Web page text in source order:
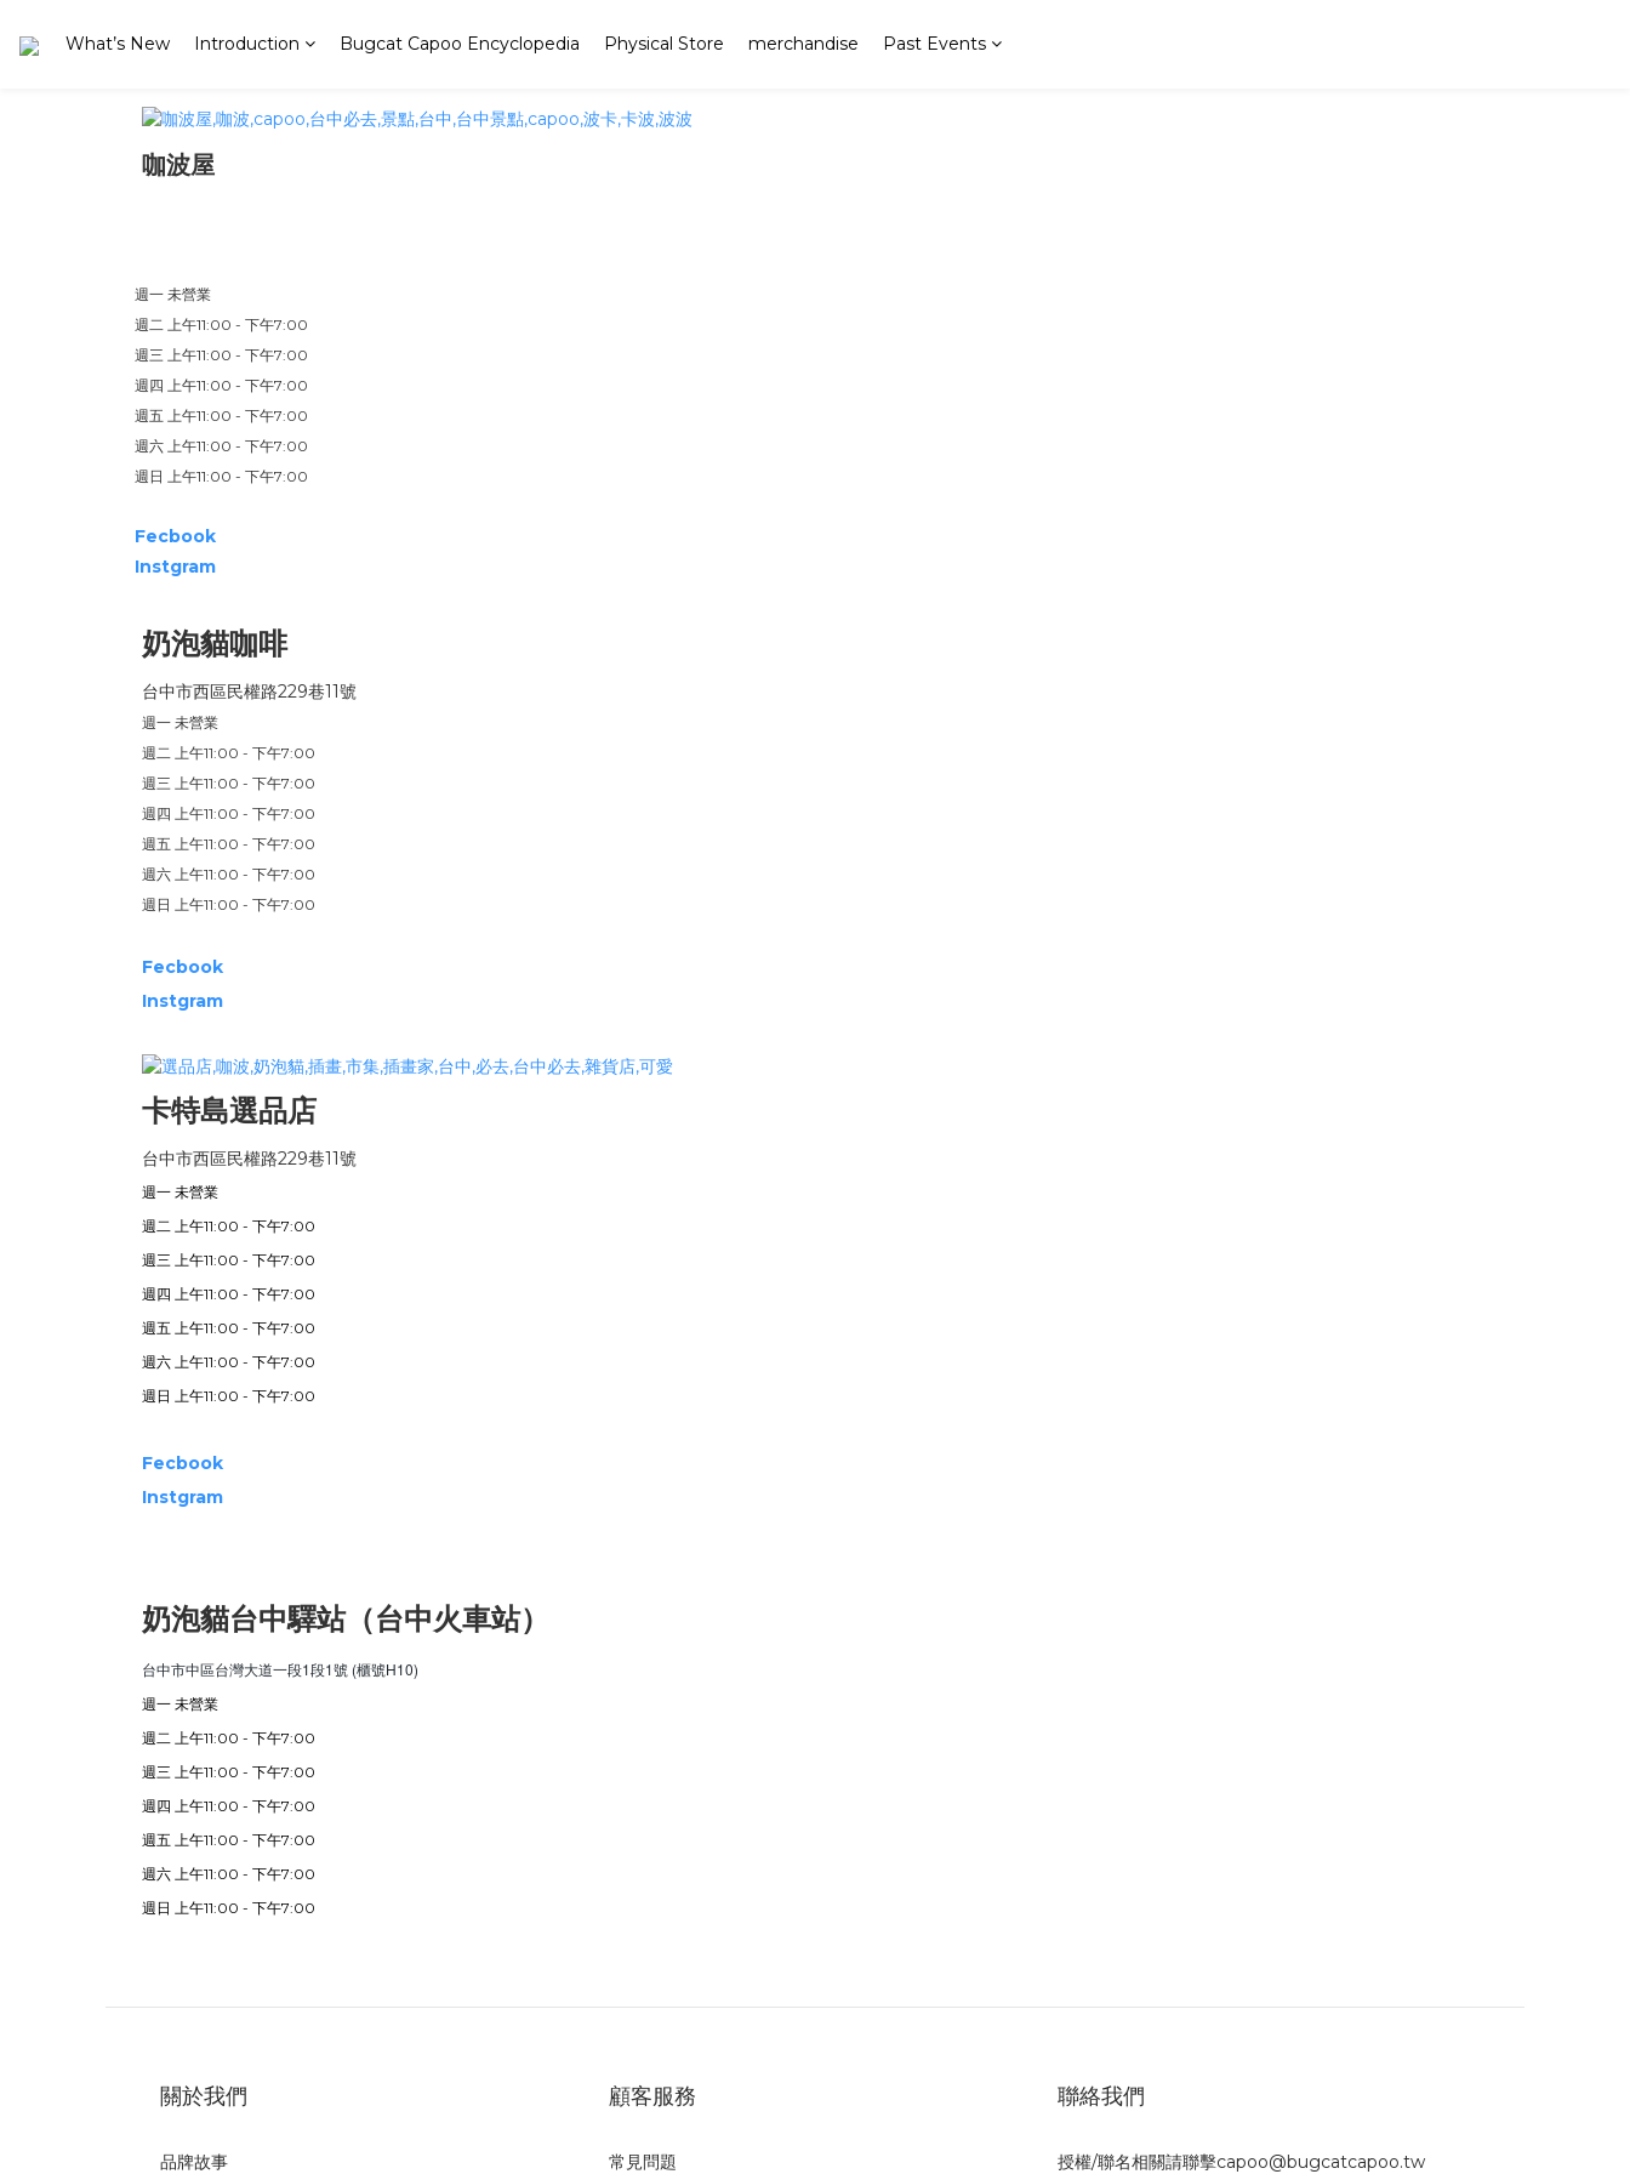
What’s New Introduction Bugcat Capoo Encyclopedia Physical Store merchandise Past Events
咖波屋
週一 未營業
週二 上午11:00 - 下午7:00
週三 上午11:00 - 下午7:00
週四 上午11:00 - 下午7:00
週五 上午11:00 - 下午7:00
週六 上午11:00 - 下午7:00
週日 上午11:00 - 下午7:00
Fecbook
Instgram
奶泡貓咖啡
台中市西區民權路229巷11號
週一 未營業
週二 上午11:00 - 下午7:00
週三 上午11:00 - 下午7:00
週四 上午11:00 - 下午7:00
週五 上午11:00 - 下午7:00
週六 上午11:00 - 下午7:00
週日 上午11:00 - 下午7:00
Fecbook
Instgram
卡特島選品店
台中市西區民權路229巷11號
週一 未營業
週二 上午11:00 - 下午7:00
週三 上午11:00 - 下午7:00
週四 上午11:00 - 下午7:00
週五 上午11:00 - 下午7:00
週六 上午11:00 - 下午7:00
週日 上午11:00 - 下午7:00
Fecbook
Instgram
奶泡貓台中驛站（台中火車站）
台中市中區台灣大道一段1段1號 (櫃號H10)
週一 未營業
週二 上午11:00 - 下午7:00
週三 上午11:00 - 下午7:00
週四 上午11:00 - 下午7:00
週五 上午11:00 - 下午7:00
週六 上午11:00 - 下午7:00
週日 上午11:00 - 下午7:00
關於我們
品牌故事
顧客服務
常見問題
聯絡我們
授權/聯名相關請聯擊capoo@bugcatcapoo.tw